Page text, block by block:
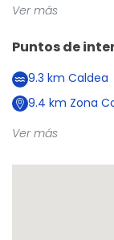
Ver más
Puntos de
9.3 km Caldea
9.4 km Zona
Ver más